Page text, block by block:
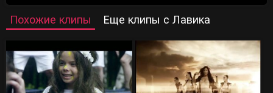
Похожие клипы Еще клипы с Лавика